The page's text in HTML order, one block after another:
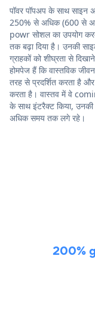
पॉवर पॉपअप के साथ
250% से अधिक (600 से
powr सोशल का उपयोग
तक बढ़ा दिया है। उनकी
ग्राहकों को शीघ्रता से
होमपेज हैं कि वास्तविक
तरह से प्रदर्शित करता है
करता है। वास्तव में वे
के साथ इंटरैक्ट किया, उनकी
अधिक समय तक लगे रहे।
200%